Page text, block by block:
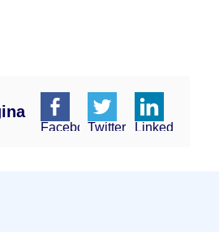
FacebookTwitter Linkedin